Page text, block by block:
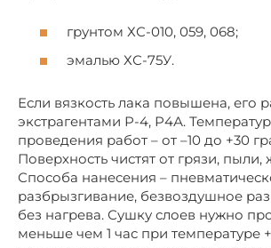
грунтом ХС-010, 059, 068;
эмалью ХС-75У.
Если вязкость лака повышена, его
экстрагентами Р-4, Р4А.
проведения работ – от –10 до +30
Поверхность чистят от грязи,
Способа нанесения –
разбрызгивание, безвоздушное
без нагрева. Сушку слоев нужно
меньше чем 1 час при температуре